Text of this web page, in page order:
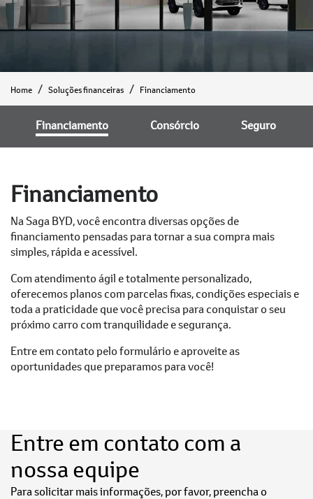
Home Soluções financeiras Financiamento
Consórcio
Financiamento Seguro
Financiamento
Na Saga BYD, você encontra diversas opções de
financiamento pensadas para tornar a sua compra mais
simples, rápida e acessível.
Com atendimento ágil e totalmente personalizado,
oferecemos planos com parcelas fixas, condições especiais e
toda a praticidade que você precisa para conquistar o seu
próximo carro com tranquilidade e segurança.
Entre em contato pelo formulário e aproveite as
oportunidades que preparamos para você!
Entre em contato com a
nossa equipe
Para solicitar mais informações, por favor, preencha o